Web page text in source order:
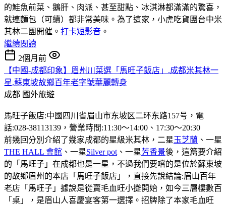
的鮭魚前菜、鵝肝、肉派、甚至甜點、冰淇淋都滿滿的驚喜，
就連麵包（可續）都非常美味。為了這家，小虎吃貨團台中米
其林二團開催。 打卡短影音 。
繼續閱讀
2個月前
【中國-成都印象】眉州川菜選「馬旺子飯店」.成都米其林一
星.蘇東坡故鄉百年老字號華麗轉身
成都 國外旅遊
馬旺子飯店:中國四川省眉山市东坡区二环东路157号，電
話:028-38113139，營業時間:11:30〜14:00、17:30〜20:30
前幾回分別介紹了幾家成都的星級米其林，二星 玉芝蘭 、一星
THE HALL 會館 、一星Silver pot 、一星芳香景後，這篇要介紹
的「馬旺子」在成都也是一星，不過我們要嚐的是位於蘇東坡
的故鄉眉州的本店「馬旺子飯店」，直接先說結論:眉山百年
老店「馬旺子」據說是從賣毛血旺小攤開始，如今三層樓數百
「桌」，是眉山人喜慶宴客第一選擇。招牌除了本家毛血旺